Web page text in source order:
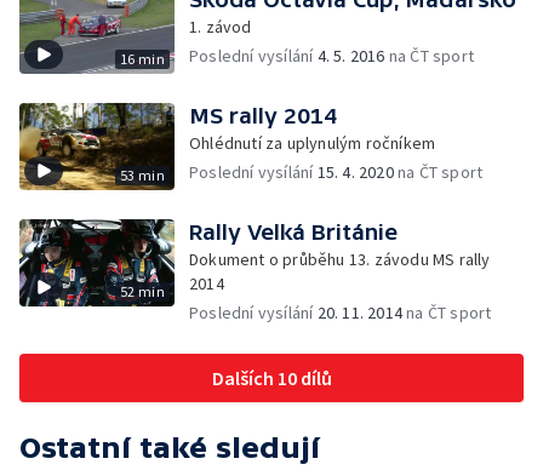
16 min
1. závod
Poslední vysílání4. 5. 2016 na ČT sport
53 min
MS rally 2014
Ohlédnutí za uplynulým ročníkem
Poslední vysílání15. 4. 2020na ČT sport
52 min
Rally Velká Británie
Dokument o průběhu 13. závodu MS rally
2014
Poslední vysílání 20. 11. 2014na ČT sport
Dalších 10 dílů
Ostatní také sledují